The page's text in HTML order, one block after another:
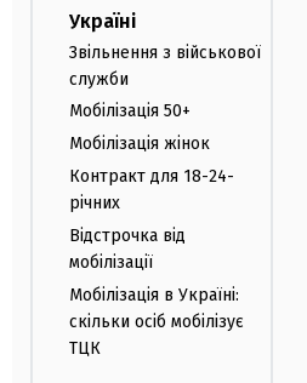
Україні
Звільнення з військової
служби
Мобілізація 50+
Мобілізація жінок
Контракт для 18-24-
річних
Відстрочка від
мобілізації
Мобілізація в Україні:
скільки осіб мобілізує
ТЦК